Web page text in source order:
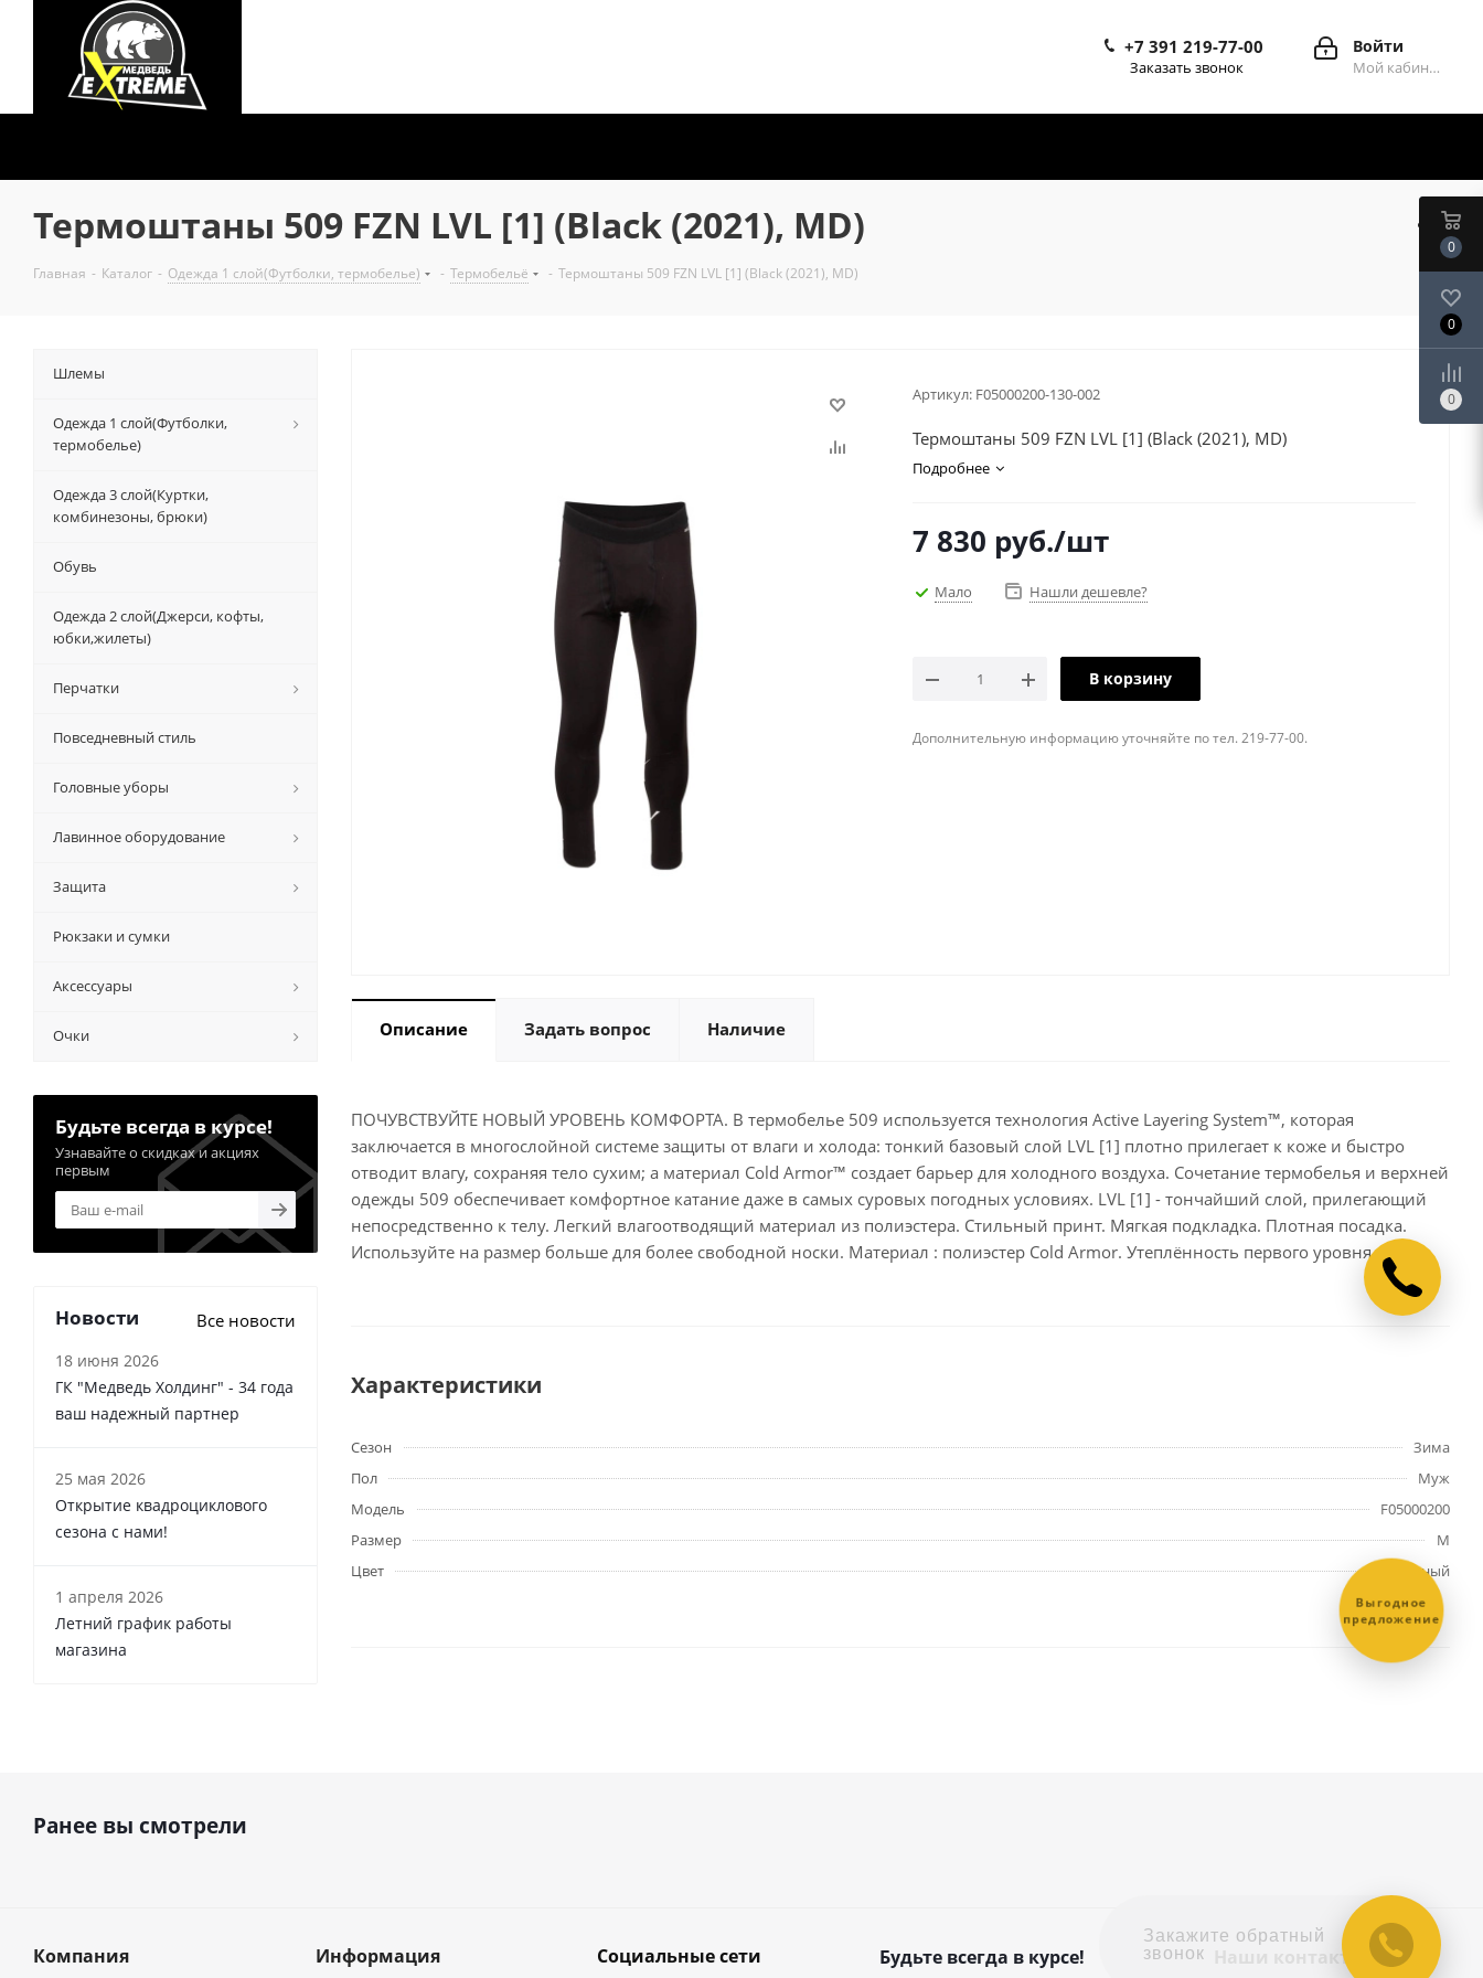
Войти
Мой кабинет
+7 391 219-77-00
Заказать звонок
Термоштаны 509 FZN LVL [1] (Black (2021), MD)
Главная - Каталог - Одежда 1 слой(Футболки, термобелье) - Термобельё - Термоштаны 509 FZN LVL [1] (Black (2021), MD)
Артикул: F05000200-130-002
Термоштаны 509 FZN LVL [1] (Black (2021), MD)
Подробнее
7 830 руб./шт
Мало Нашли дешевле?
В корзину
Дополнительную информацию уточняйте по тел. 219-77-00.
Описание Задать вопрос Наличие
ПОЧУВСТВУЙТЕ НОВЫЙ УРОВЕНЬ КОМФОРТА. В термобелье 509 используется технология Active Layering System™, которая
заключается в многослойной системе защиты от влаги и холода: тонкий базовый слой LVL [1] плотно прилегает к коже и быстро
отводит влагу, сохраняя тело сухим; а материал Cold Armor™ создает барьер для холодного воздуха. Сочетание термобелья и верхней
одежды 509 обеспечивает комфортное катание даже в самых суровых погодных условиях. LVL [1] - тончайший слой, прилегающий
непосредственно к телу. Легкий влагоотводящий материал из полиэстера. Стильный принт. Мягкая подкладка. Плотная посадка.
Используйте на размер больше для более свободной носки. Материал : полиэстер Cold Armor. Утеплённость первого уровня.
Характеристики
Сезон
Зима
Пол
Муж
Модель
F05000200
Размер
M
Цвет
Чёрный
Шлемы
Одежда 1 слой(Футболки,
термобелье)
Одежда 3 слой(Куртки,
комбинезоны, брюки)
Обувь
Одежда 2 слой(Джерси, кофты,
юбки,жилеты)
Перчатки
Повседневный стиль
Головные уборы
Лавинное оборудование
Защита
Рюкзаки и сумки
Аксессуары
Очки
Будьте всегда в курсе!
Узнавайте о скидках и акциях
первым
Новости Все новости
18 июня 2026
ГК "Медведь Холдинг" - 34 года
ваш надежный партнер
25 мая 2026
Открытие квадроциклового
сезона с нами!
1 апреля 2026
Летний график работы
магазина
Ранее вы смотрели
Компания Информация Социальные сети Будьте всегда в курсе! Наши контакты
0
0
0
Выгодное
предложение
Закажите обратный
звонок